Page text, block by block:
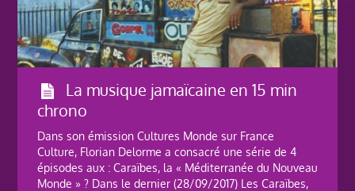
La musique jamaïcaine en 15 min
chrono
Dans son émission Cultures Monde sur France
Culture, Florian Delorme a consacré une série de 4
épisodes aux : Caraïbes, la « Méditerranée du Nouveau
Monde » ? Dans le dernier (28/09/2017) Les Caraïbes,